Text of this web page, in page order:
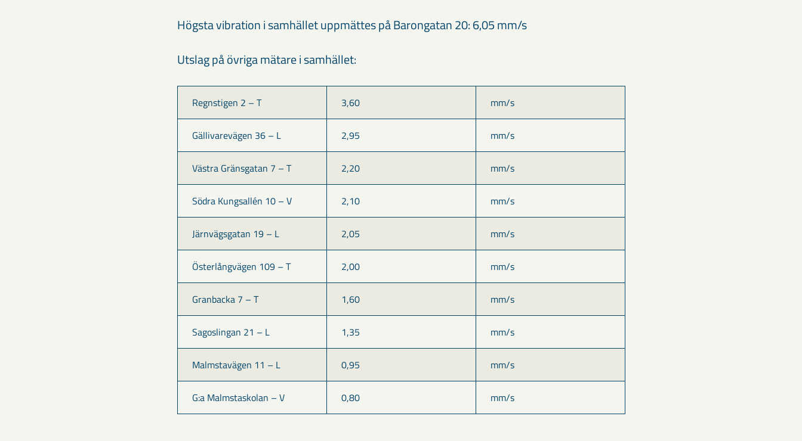
Högsta vibration i samhället uppmättes på Barongatan 20: 6,05 mm/s
Utslag på övriga mätare i samhället:
Regnstigen 2 – T 3,60 mm/s
Gällivarevägen 36 – L 2,95 mm/s
Västra Gränsgatan 7 – T 2,20 mm/s
Södra Kungsallén 10 – V 2,10 mm/s
Järnvägsgatan 19 – L 2,05 mm/s
Österlångvägen 109 – T 2,00 mm/s
Granbacka 7 – T 1,60 mm/s
Sagoslingan 21 – L 1,35 mm/s
Malmstavägen 11 – L 0,95 mm/s
G:a Malmstaskolan – V 0,80 mm/s